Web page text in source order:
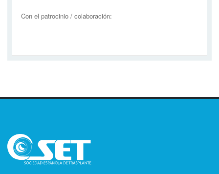
Con el patrocinio / colaboración: